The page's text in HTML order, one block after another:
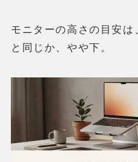
モニターの高さの目安は
と同じか、やや下。